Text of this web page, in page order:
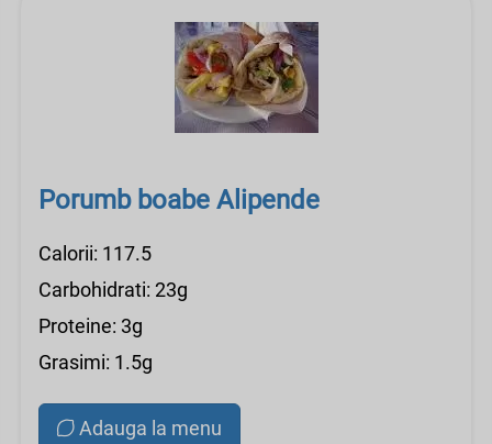
Porumb boabe Alipende
Calorii: 117.5
Carbohidrati: 23g
Proteine: 3g
Grasimi: 1.5g
Adauga la menu